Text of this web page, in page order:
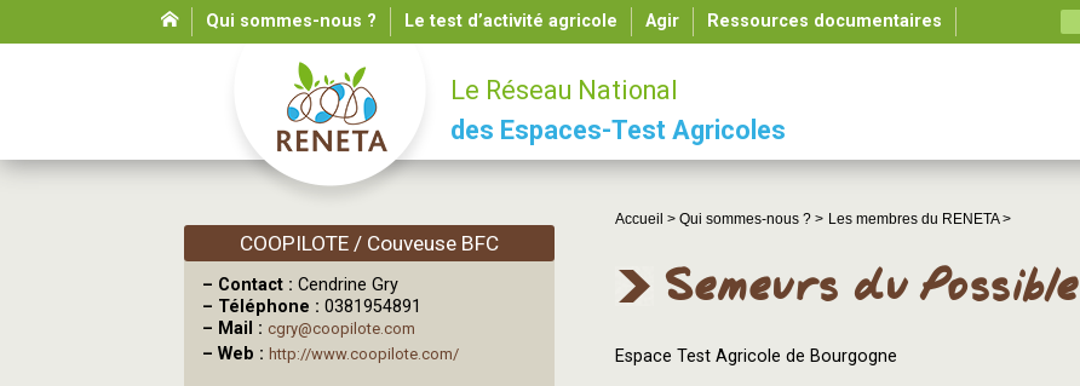
Qui sommes-nous ? Le test d’activité agricole Agir Ressources documentaires
Le Réseau National
des Espaces-Test Agricoles
Accueil > Qui sommes-nous ? > Les membres du RENETA >
Semeurs du Possible
Espace Test Agricole de Bourgogne
COOPILOTE / Couveuse BFC
– Contact : Cendrine Gry
– Téléphone : 0381954891
– Mail : cgry@coopilote.com
– Web : http://www.coopilote.com/